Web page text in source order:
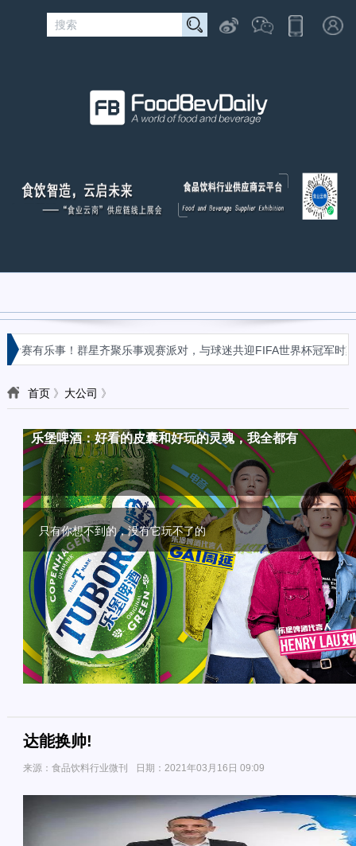
赛有乐事！群星齐聚乐事观赛派对，与球迷共迎FIFA世界杯冠军时刻 «
首页》 大公司 》
颜值？口味？话题？撩人的高品质新茶饮一个都不能少
“奶油+”，能否成为饮品下一风口？
植物基风口，植选率先定义植物奶
植物基来势汹汹， 植选率先发力多维度定义植物奶
乐堡啤酒：好看的皮囊和好玩的灵魂，我全都有
只有你想不到的，没有它玩不了的
益达雪融糖新品上市，给“打工人”一个放松的圣诞
益达雪融薄荷糖今年10月上市，被称为益达历史上的划时代之作
让消费者主动来“撩”， 味可滋如何做到的？
面对独立自主意识觉醒的Z世代，你得够潮流，够会玩。
达能换帅!
来源：食品饮料行业微刊 日期：2021年03月16日 09:09